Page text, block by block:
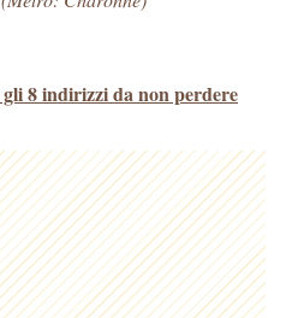
8 indirizzi da non perdere